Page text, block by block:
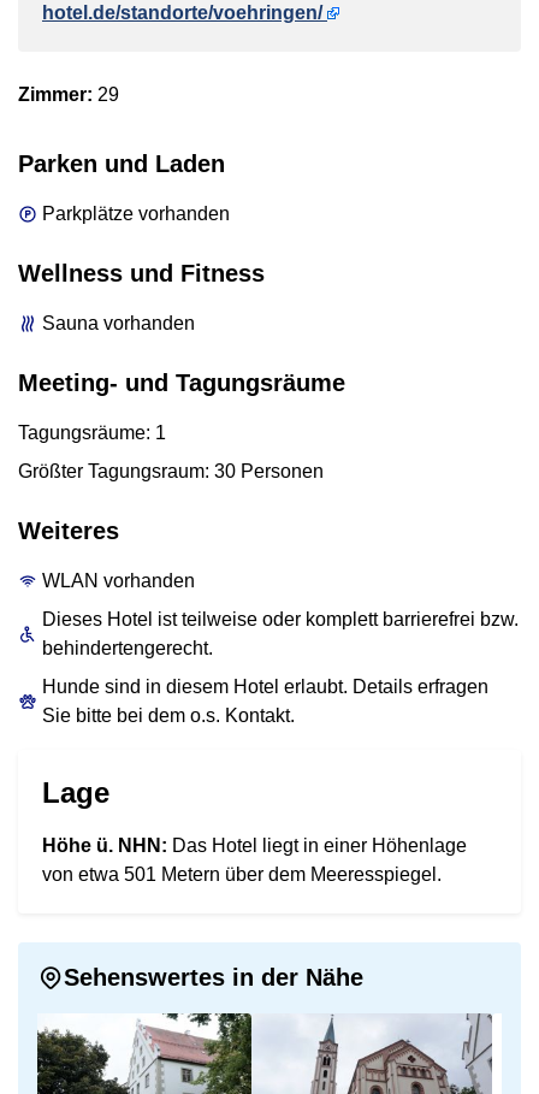
hotel.de/standorte/voehringen/
Zimmer: 29
Parken und Laden
Parkplätze vorhanden
Wellness und Fitness
Sauna vorhanden
Meeting- und Tagungsräume
Tagungsräume: 1
Größter Tagungsraum: 30 Personen
Weiteres
WLAN vorhanden
Dieses Hotel ist teilweise oder komplett barrierefrei bzw.
behindertengerecht.
Hunde sind in diesem Hotel erlaubt. Details erfragen
Sie bitte bei dem o.s. Kontakt.
Lage
Höhe ü. NHN: Das Hotel liegt in einer Höhenlage
von etwa 501 Metern über dem Meeresspiegel.
Sehenswertes in der Nähe